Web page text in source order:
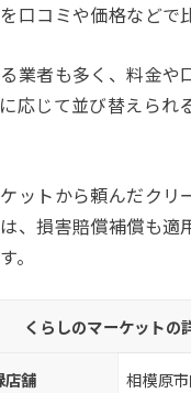
口コミや価格などで
業者も多く、料金や
応じて並び替えられ
ットから頼んだクリ
、損害賠償補償も適
。
くらしのマーケットの
店舗 相模原